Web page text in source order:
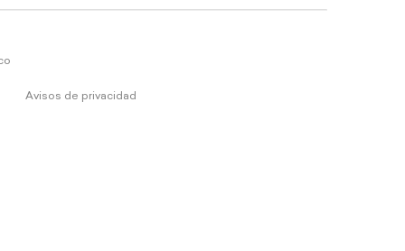
Avisos de privacidad